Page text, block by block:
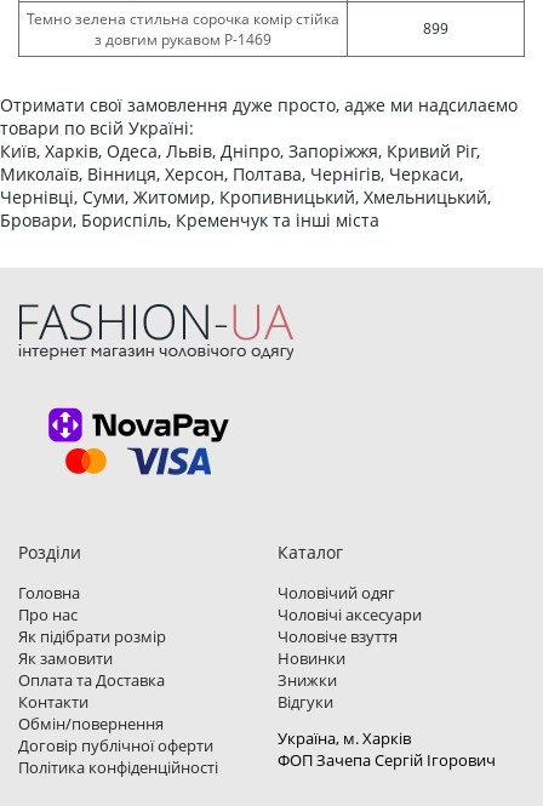
Темно зелена стильна сорочка комір стійка
з довгим рукавом Р-1469
899
Отримати свої замовлення дуже просто, адже ми надсилаємо
товари по всій Україні:
Київ, Харків, Одеса, Львів, Дніпро, Запоріжжя, Кривий Ріг,
Миколаїв, Вінниця, Херсон, Полтава, Чернігів, Черкаси,
Чернівці, Суми, Житомир, Кропивницький, Хмельницький,
Бровари, Бориспіль, Кременчук та інші міста
Розділи
Головна
Про нас
Як підібрати розмір
Як замовити
Оплата та Доставка
Контакти
Обмін/повернення
Договір публічної оферти
Політика конфіденційності
Каталог
Чоловічий одяг
Чоловічі аксесуари
Чоловіче взуття
Новинки
Знижки
Відгуки
Україна, м. Харкiв
ФОП Зачепа Сергій Ігорович